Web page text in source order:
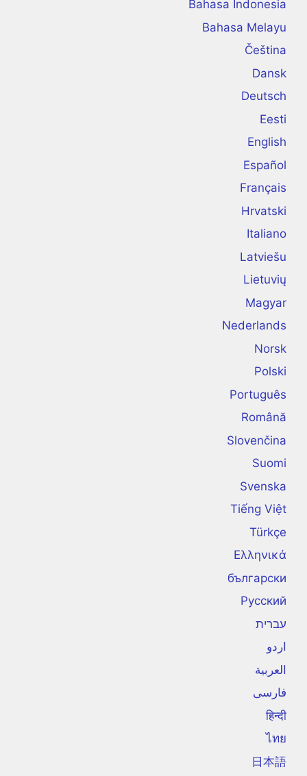
Bahasa Indonesia
Bahasa Melayu
Čeština
Dansk
Deutsch
Eesti
English
Español
Français
Hrvatski
Italiano
Latviešu
Lietuvių
Magyar
Nederlands
Norsk
Polski
Português
Română
Slovenčina
Suomi
Svenska
Tiếng Việt
Türkçe
Ελληνικά
български
Русский
עברית
اردو
العربية
فارسی
हिन्दी
ไทย
日本語